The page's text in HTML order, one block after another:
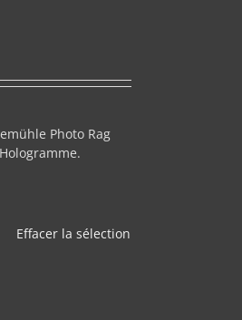
Photo Rag
Effacer la sélection